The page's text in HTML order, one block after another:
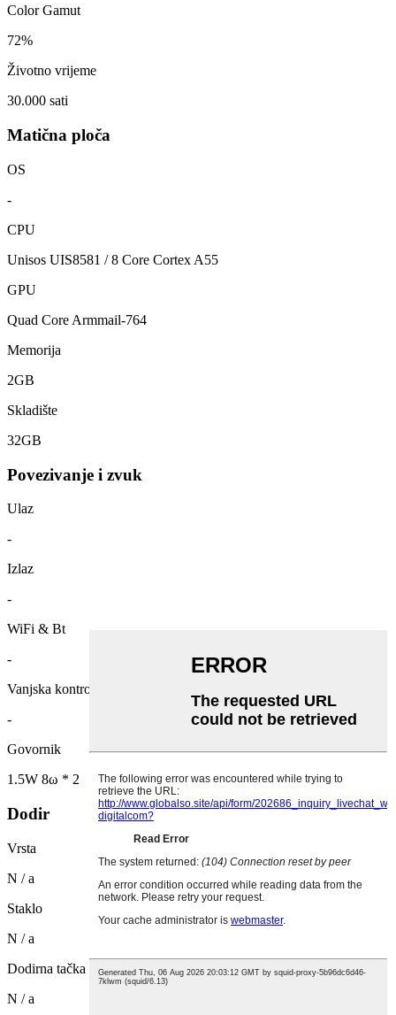
Color Gamut
72%
Životno vrijeme
30.000 sati
Matična ploča
OS
-
CPU
Unisos UIS8581 / 8 Core Cortex A55
GPU
Quad Core Armmail-764
Memorija
2GB
Skladište
32GB
Povezivanje i zvuk
Ulaz
-
Izlaz
-
WiFi & Bt
-
Vanjska kontrola
-
Govornik
1.5W 8ω * 2
Dodir
Vrsta
N / a
Staklo
N / a
Dodirna tačka
N / a